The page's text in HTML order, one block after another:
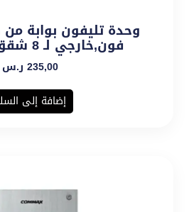
وحدة تليفون بوابة
فون,خارجي لـ 8 شقق ,DR-8UM
235,00 ر.س
إضافة إلى